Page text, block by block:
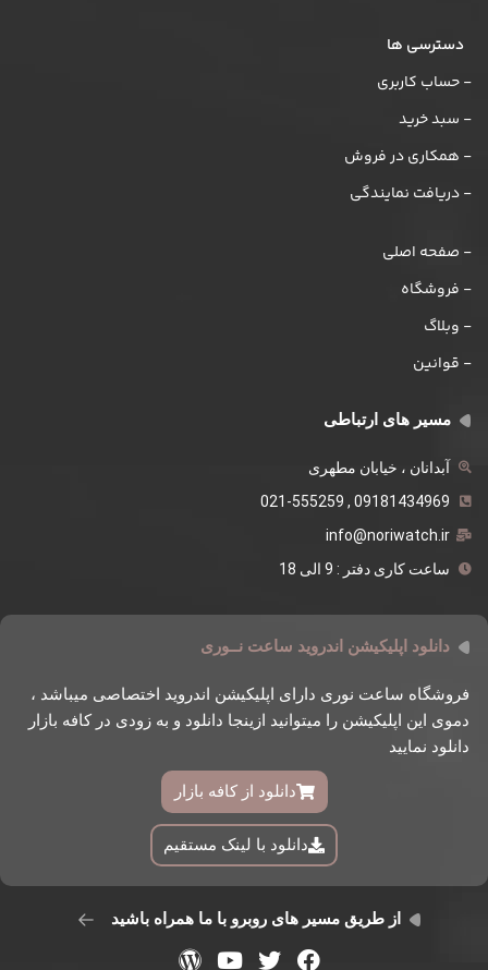
دسترسی ها
- حساب کاربری
- سبد خرید
- همکاری در فروش
- دریافت نمایندگی
- صفحه اصلی
- فروشگاه
- وبلاگ
- قوانین
مسیر های ارتباطی
آبدانان ، خیابان مطهری
09181434969 , 021-555259
info@noriwatch.ir
ساعت کاری دفتر : 9 الی 18
دانلود اپلیکیشن اندروید ساعت نــوری
فروشگاه ساعت نوری دارای اپلیکیشن اندروید اختصاصی میباشد ،
دموی این اپلیکیشن را میتوانید ازینجا دانلود و به زودی در کافه بازار
دانلود نمایید
دانلود از کافه بازار
دانلود با لینک مستقیم
از طریق مسیر های روبرو با ما همراه باشید